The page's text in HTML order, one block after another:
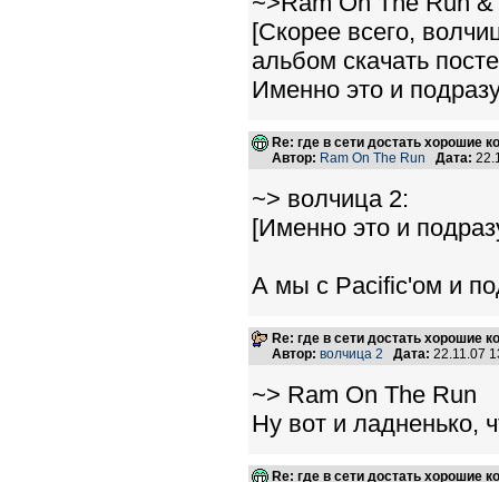
[Скорее всего,
альбом скачать
Именно это и
Re: где в сети достать хорошие
Автор: Ram On The Run Дата:
~> волчица 2:
[Именно это и
А мы с Pacific'ом и
Re: где в сети достать хорошие
Автор: волчица 2 Дата: 22.11.07
~> Ram On The Run
Ну вот и ладненько,
Re: где в сети достать хорошие